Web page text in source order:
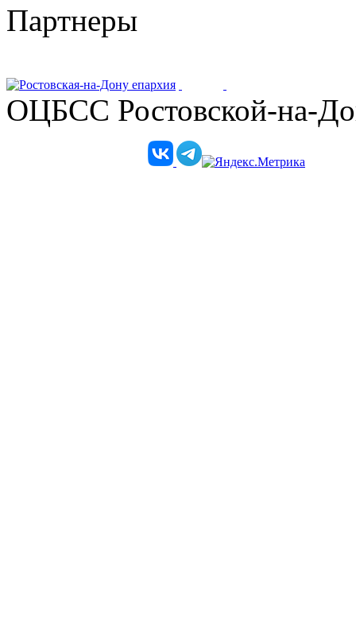
Партнеры
ОЦБСС Ростовской-на-